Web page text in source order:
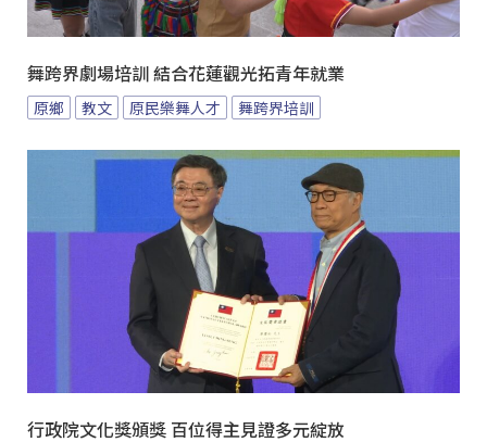
舞跨界劇場培訓 結合花蓮觀光拓青年就業
原鄉 教文 原民樂舞人才 舞跨界培訓
行政院文化獎頒獎 百位得主見證多元綻放